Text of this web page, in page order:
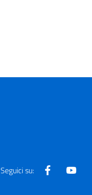
Seguici su: Facebook